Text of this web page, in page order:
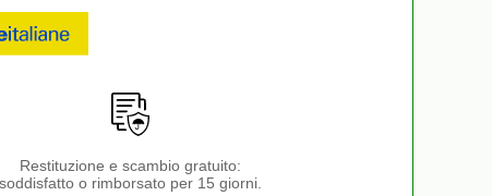
Restituzione e scambio gratuito:
soddisfatto o rimborsato per 15 giorni.